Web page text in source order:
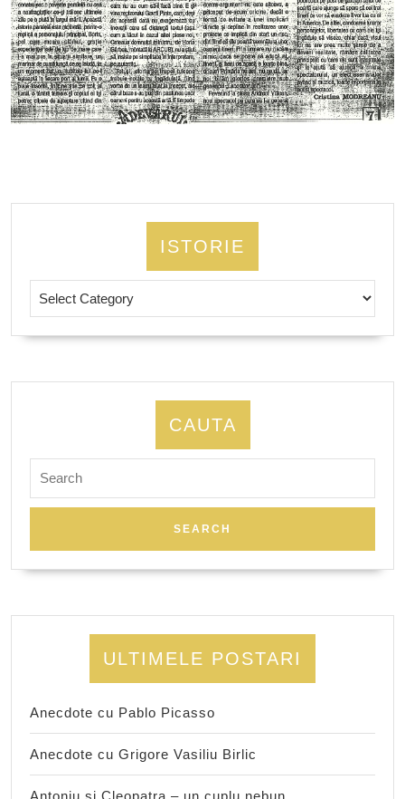
ISTORIE
CAUTA
for:
ULTIMELE POSTARI
Anecdote cu Pablo Picasso
Anecdote cu Grigore Vasiliu Birlic
Antoniu și Cleopatra – un cuplu nebun